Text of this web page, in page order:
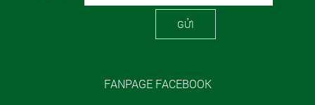
GỬI
FANPAGE FACEBOOK